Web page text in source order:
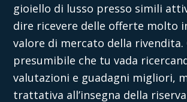
gioiello di lusso presso simili
dire ricevere delle offerte molto
valore di mercato della
presumibile che tu vada
valutazioni e guadagni migliori,
trattativa all’insegna della